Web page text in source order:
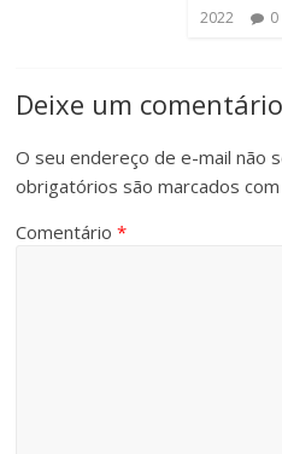
2022
0
Deixe um comentário
O seu endereço de e-mail não
obrigatórios são marcados
Comentário*